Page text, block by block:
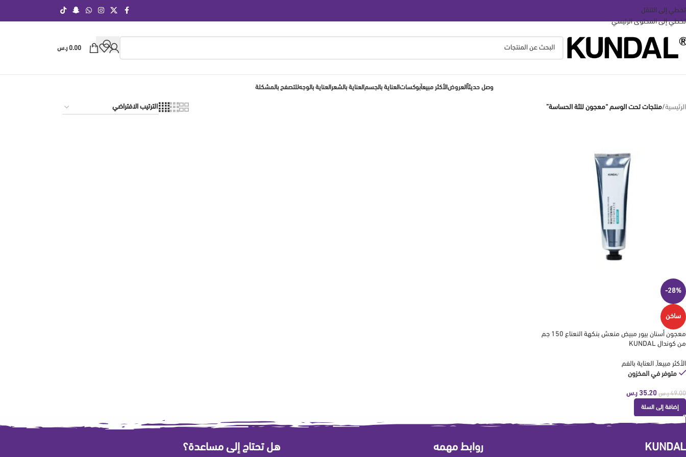
تخطي إلى التنقل
تخطي إلى المحتوى الرئيسي
0.00 ر.س
وصل حديثاً العروض الأكثر مبيعاَبوكسات العناية بالجسم العناية بالشعر العناية بالوجهللتصفح بالمشكلة
الرئيسية/منتجات تحت الوسم “معجون للثة الحساسة”
-28%
ساخن
معجون أسنان بيور مبيض منعش بنكهة النعناع 150 جم
من كوندال KUNDAL
الأكثر مبيعاَ, العناية بالفم
متوفر في المخزون
49.00 ر.س 35.20 ر.س
إضافة إلى السلة
KUNDAL روابط مهمه هل تحتاج إلى مساعدة؟